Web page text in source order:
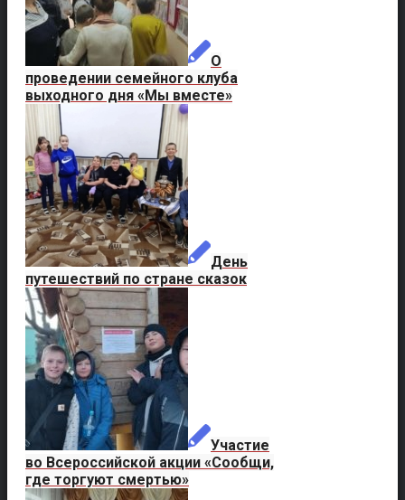
О
проведении семейного клуба
выходного дня «Мы вместе»
День
путешествий по стране сказок
Участие
во Всероссийской акции «Сообщи,
где торгуют смертью»